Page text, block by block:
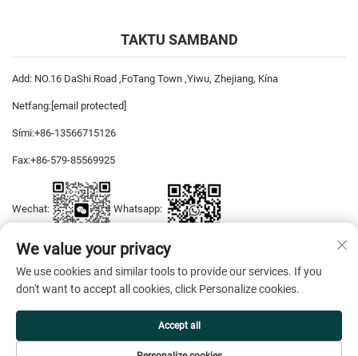
TAKTU SAMBAND
Add: NO.16 DaShi Road ,FoTang Town ,Yiwu, Zhejiang, Kína
Netfang: [email protected]
Sími:+86-13566715126
Fax:+86-579-85569925
Wechat: Whatsapp:
Höfundarréttur © 2026 YiWu DiYaSi Dress CO., LTD. Allur réttur áskilinn. —
We value your privacy
We use cookies and similar tools to provide our services. If you
don't want to accept all cookies, click Personalize cookies.
Accept all